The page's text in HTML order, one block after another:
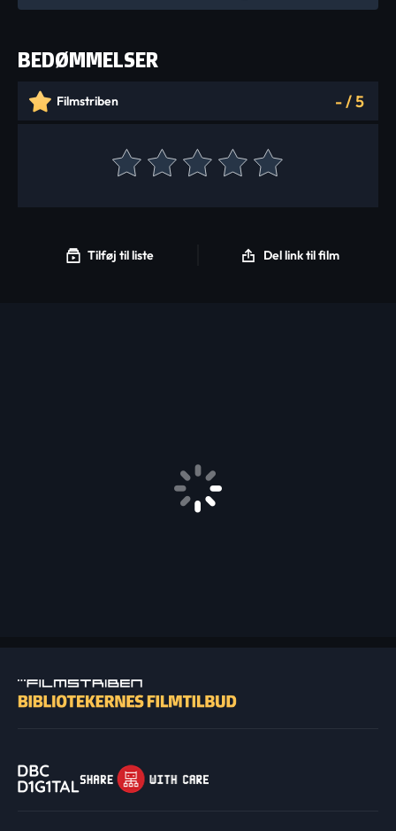
BEDØMMELSER
Filmstriben -/5
Tilføj til liste Del link til film